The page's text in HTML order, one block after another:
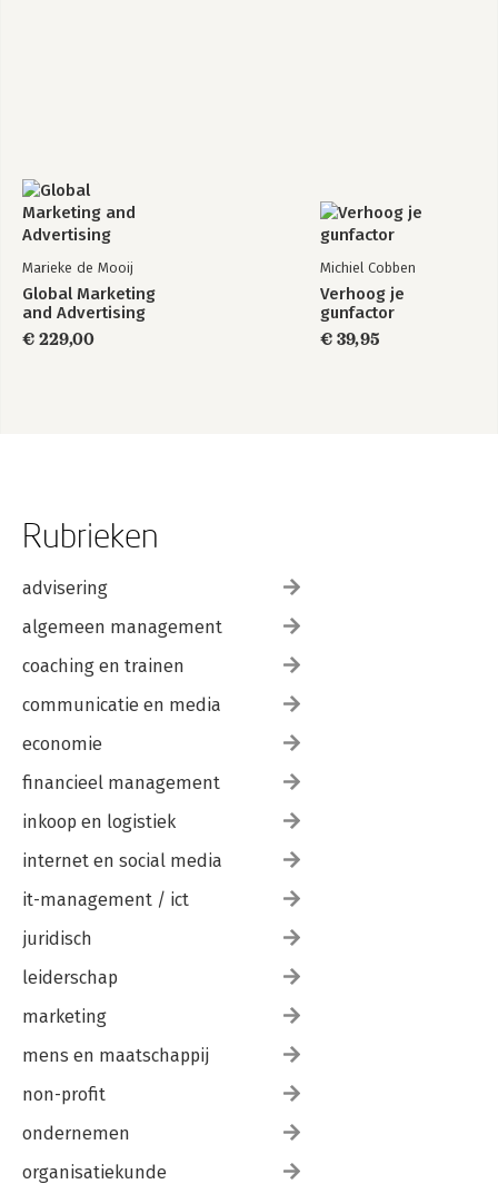
Marieke de Mooij
Global Marketing
and Advertising
€ 229,00
Michiel Cobben
Verhoog je
gunfactor
€ 39,95
Rubrieken
advisering
algemeen management
coaching en trainen
communicatie en media
economie
financieel management
inkoop en logistiek
internet en social media
it-management / ict
juridisch
leiderschap
marketing
mens en maatschappij
non-profit
ondernemen
organisatiekunde